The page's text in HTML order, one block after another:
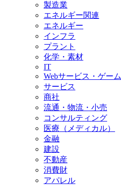
製造業
エネルギー関連
エネルギー
インフラ
プラント
化学・素材
IT
Webサービス・ゲーム
サービス
商社
流通・物流・小売
コンサルティング
医療（メディカル）
金融
建設
不動産
消費財
アパレル